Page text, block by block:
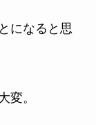
になると思
変。